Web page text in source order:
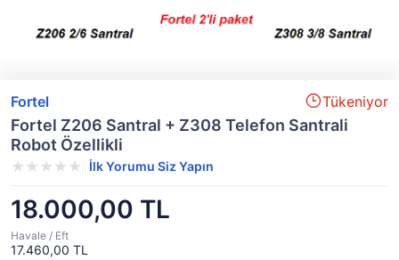
Fortel Tükeniyor
Fortel Z206 Santral + Z308 Telefon Santrali
Robot Özellikli
İlk Yorumu Siz Yapın
18.000,00 TL
Havale / Eft
17.460,00 TL